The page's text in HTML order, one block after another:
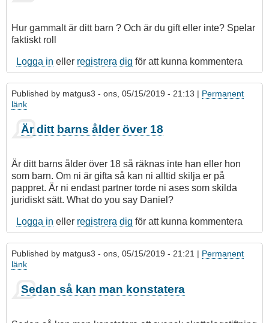
Hur gammalt är ditt barn ? Och är du gift eller inte? Spelar
faktiskt roll
Logga in eller registrera dig för att kunna kommentera
Published by matgus3 - ons, 05/15/2019 - 21:13 | Permanent
länk
Är ditt barns ålder över 18
Är ditt barns ålder över 18 så räknas inte han eller hon
som barn. Om ni är gifta så kan ni alltid skilja er på
pappret. Är ni endast partner torde ni ases som skilda
juridiskt sätt. What do you say Daniel?
Logga in eller registrera dig för att kunna kommentera
Published by matgus3 - ons, 05/15/2019 - 21:21 | Permanent
länk
Sedan så kan man konstatera